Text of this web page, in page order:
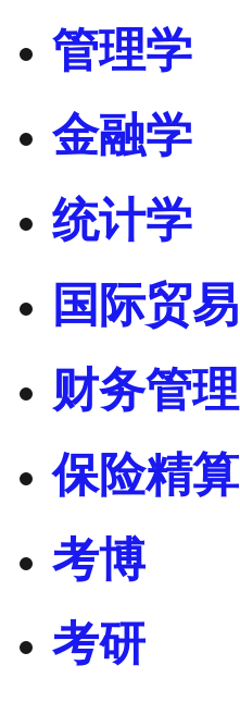
管理学
金融学
统计学
国际贸易
财务管理
保险精算
考博
考研